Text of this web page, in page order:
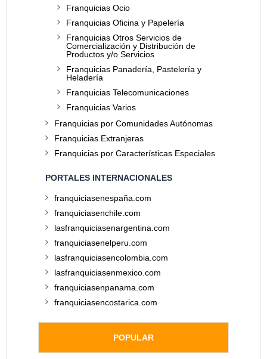
Franquicias Ocio
Franquicias Oficina y Papelería
Franquicias Otros Servicios de
Comercialización y Distribución de
Productos y/o Servicios
Franquicias Panadería, Pastelería y
Heladería
Franquicias Telecomunicaciones
Franquicias Varios
Franquicias por Comunidades Autónomas
Franquicias Extranjeras
Franquicias por Características Especiales
PORTALES INTERNACIONALES
franquiciasenespaña.com
franquiciasenchile.com
lasfranquiciasenargentina.com
franquiciasenelperu.com
lasfranquiciasencolombia.com
lasfranquiciasenmexico.com
franquiciasenpanama.com
franquiciasencostarica.com
POPULAR